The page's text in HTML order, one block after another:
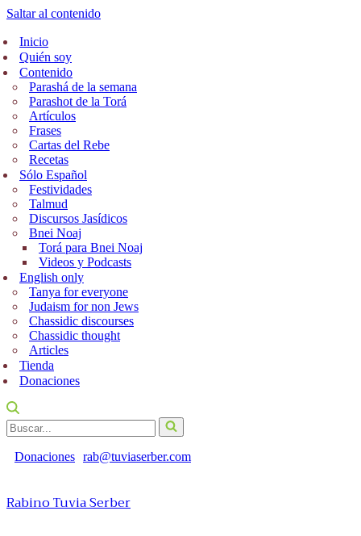
Saltar al contenido
Inicio
Quién soy
Contenido
Parashá de la semana
Parashot de la Torá
Artículos
Frases
Cartas del Rebe
Recetas
Sólo Español
Festividades
Talmud
Discursos Jasídicos
Bnei Noaj
Torá para Bnei Noaj
Videos y Podcasts
English only
Tanya for everyone
Judaism for non Jews
Chassidic discourses
Chassidic thought
Articles
Tienda
Donaciones
Buscar...
Donaciones rab@tuviaserber.com
Rabino Tuvia Serber